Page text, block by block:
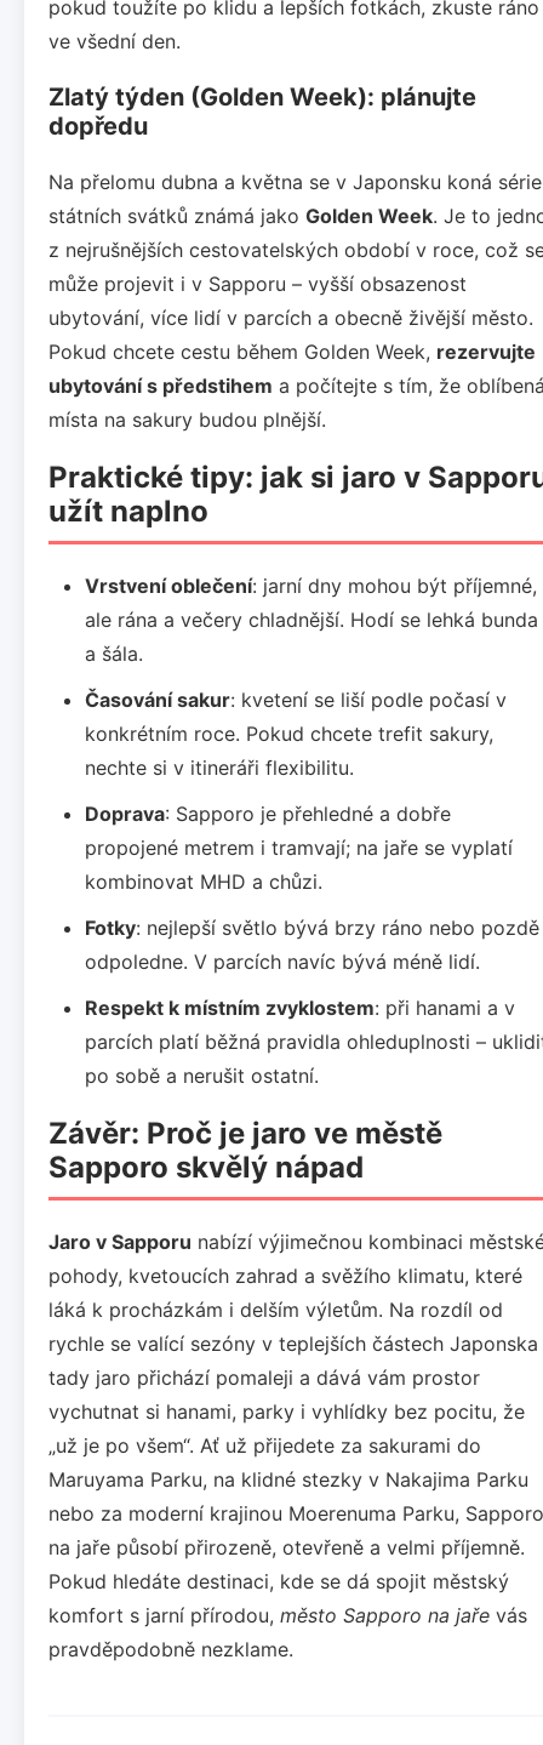
pokud toužíte po klidu a lepších fotkách, zkuste ráno
ve všední den.
Zlatý týden (Golden Week): plánujte
dopředu
Na přelomu dubna a května se v Japonsku koná série
státních svátků známá jako Golden Week. Je to
z nejrušnějších cestovatelských období v roce, což
může projevit i v Sapporu – vyšší obsazenost
ubytování, více lidí v parcích a obecně živější město.
Pokud chcete cestu během Golden Week, rezervujte
ubytování s předstihem a počítejte s tím, že
místa na sakury budou plnější.
Praktické tipy: jak si jaro v
užít naplno
Vrstvení oblečení: jarní dny mohou být příjemné,
ale rána a večery chladnější. Hodí se lehká bunda
a šála.
Časování sakur: kvetení se liší podle počasí v
konkrétním roce. Pokud chcete trefit sakury,
nechte si v itineráři flexibilitu.
Doprava: Sapporo je přehledné a dobře
propojené metrem i tramvají; na jaře se vyplatí
kombinovat MHD a chůzi.
Fotky: nejlepší světlo bývá brzy ráno nebo pozdě
odpoledne. V parcích navíc bývá méně lidí.
Respekt k místním zvyklostem: při hanami a v
parcích platí běžná pravidla ohleduplnosti –
po sobě a nerušit ostatní.
Závěr: Proč je jaro ve městě
Sapporo skvělý nápad
Jaro v Sapporu nabízí výjimečnou kombinaci
pohody, kvetoucích zahrad a svěžího klimatu, které
láká k procházkám i delším výletům. Na rozdíl od
rychle se valící sezóny v teplejších částech Japonska
tady jaro přichází pomaleji a dává vám prostor
vychutnat si hanami, parky i vyhlídky bez pocitu, že
„už je po všem“. Ať už přijedete za sakurami do
Maruyama Parku, na klidné stezky v Nakajima Parku
nebo za moderní krajinou Moerenuma Parku, Sapporo
na jaře působí přirozeně, otevřeně a velmi příjemně.
Pokud hledáte destinaci, kde se dá spojit městský
komfort s jarní přírodou, město Sapporo na jaře vás
pravděpodobně nezklame.